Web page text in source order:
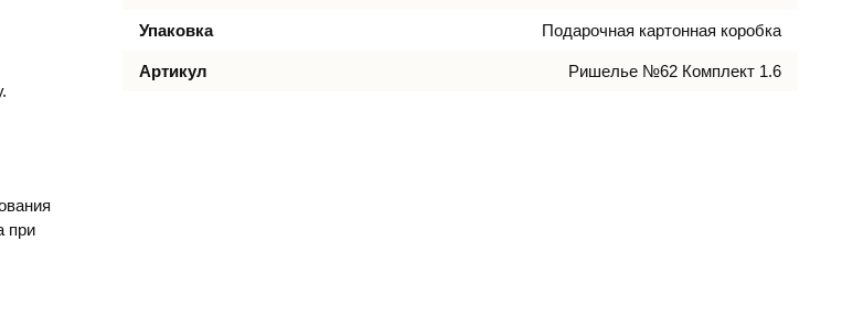
при
Упаковка Подарочная картонная коробка
Артикул Ришелье №62 Комплект 1.6